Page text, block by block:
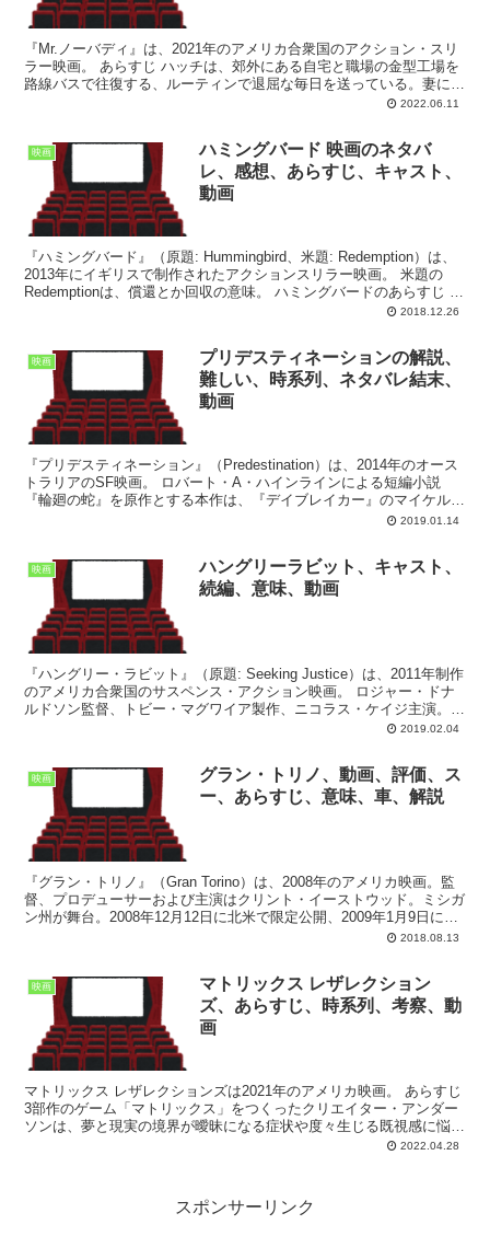
『Mr.ノーバディ』は、2021年のアメリカ合衆国のアクション・スリ
ラー映画。 あらすじ ハッチは、郊外にある自宅と職場の金型工場を
路線バスで往復する、ルーティンで退屈な毎日を送っている。妻には
2022.06.11
映画
ハミングバード 映画のネタバ
レ、感想、あらすじ、キャスト、
動画
『ハミングバード』（原題: Hummingbird、米題: Redemption）は、
2013年にイギリスで制作されたアクションスリラー映画。 米題の
Redemptionは、償還とか回収の意味。 ハミングバードのあらすじ ハ
2018.12.26
映画
プリデスティネーションの解説、
難しい、時系列、ネタバレ結末、
動画
『プリデスティネーション』（Predestination）は、2014年のオース
トラリアのSF映画。 ロバート・A・ハインラインによる短編小説
『輪廻の蛇』を原作とする本作は、『デイブレイカー』のマイケル＆
2019.01.14
映画
ハングリーラビット、キャスト、
続編、意味、動画
『ハングリー・ラビット』（原題: Seeking Justice）は、2011年制作
のアメリカ合衆国のサスペンス・アクション映画。 ロジャー・ドナ
ルドソン監督、トビー・マグワイア製作、ニコラス・ケイジ主演。ケ
2019.02.04
映画
グラン・トリノ、動画、評価、ス
ー、あらすじ、意味、車、解説
『グラン・トリノ』（Gran Torino）は、2008年のアメリカ映画。監
督、プロデューサーおよび主演はクリント・イーストウッド。ミシガ
ン州が舞台。2008年12月12日に北米で限定公開、2009年1月9日に拡
2018.08.13
映画
マトリックス レザレクション
ズ、あらすじ、時系列、考察、動
画
マトリックス レザレクションズは2021年のアメリカ映画。 あらすじ
3部作のゲーム「マトリックス」をつくったクリエイター・アンダー
ソンは、夢と現実の境界が曖昧になる症状や度々生じる既視感に悩ま
2022.04.28
スポンサーリンク